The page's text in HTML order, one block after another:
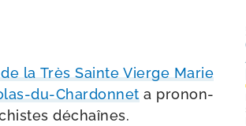
la Très Sainte Vierge Marie
​du-​Chardonnet a pro­non­
déchaînes.